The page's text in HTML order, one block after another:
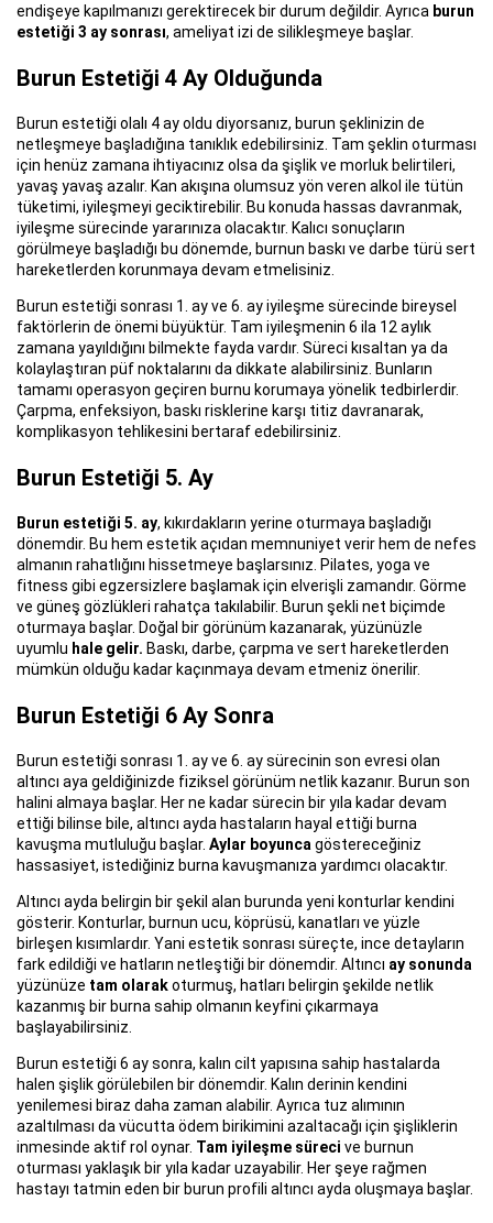
endişeye kapılmanızı gerektirecek bir durum değildir. Ayrıca burun
estetiği 3 ay sonrası, ameliyat izi de silikleşmeye başlar.
Burun Estetiği 4 Ay Olduğunda
Burun estetiği olalı 4 ay oldu diyorsanız, burun şeklinizin de
netleşmeye başladığına tanıklık edebilirsiniz. Tam şeklin oturması
için henüz zamana ihtiyacınız olsa da şişlik ve morluk belirtileri,
yavaş yavaş azalır. Kan akışına olumsuz yön veren alkol ile tütün
tüketimi, iyileşmeyi geciktirebilir. Bu konuda hassas davranmak,
iyileşme sürecinde yararınıza olacaktır. Kalıcı sonuçların
görülmeye başladığı bu dönemde, burnun baskı ve darbe türü sert
hareketlerden korunmaya devam etmelisiniz.
Burun estetiği sonrası 1. ay ve 6. ay iyileşme sürecinde bireysel
faktörlerin de önemi büyüktür. Tam iyileşmenin 6 ila 12 aylık
zamana yayıldığını bilmekte fayda vardır. Süreci kısaltan ya da
kolaylaştıran püf noktalarını da dikkate alabilirsiniz. Bunların
tamamı operasyon geçiren burnu korumaya yönelik tedbirlerdir.
Çarpma, enfeksiyon, baskı risklerine karşı titiz davranarak,
komplikasyon tehlikesini bertaraf edebilirsiniz.
Burun Estetiği 5. Ay
Burun estetiği 5. ay, kıkırdakların yerine oturmaya başladığı
dönemdir. Bu hem estetik açıdan memnuniyet verir hem de nefes
almanın rahatlığını hissetmeye başlarsınız. Pilates, yoga ve
fitness gibi egzersizlere başlamak için elverişli zamandır. Görme
ve güneş gözlükleri rahatça takılabilir. Burun şekli net biçimde
oturmaya başlar. Doğal bir görünüm kazanarak, yüzünüzle
uyumlu hale gelir. Baskı, darbe, çarpma ve sert hareketlerden
mümkün olduğu kadar kaçınmaya devam etmeniz önerilir.
Burun Estetiği 6 Ay Sonra
Burun estetiği sonrası 1. ay ve 6. ay sürecinin son evresi olan
altıncı aya geldiğinizde fiziksel görünüm netlik kazanır. Burun son
halini almaya başlar. Her ne kadar sürecin bir yıla kadar devam
ettiği bilinse bile, altıncı ayda hastaların hayal ettiği burna
kavuşma mutluluğu başlar. Aylar boyunca göstereceğiniz
hassasiyet, istediğiniz burna kavuşmanıza yardımcı olacaktır.
Altıncı ayda belirgin bir şekil alan burunda yeni konturlar kendini
gösterir. Konturlar, burnun ucu, köprüsü, kanatları ve yüzle
birleşen kısımlardır. Yani estetik sonrası süreçte, ince detayların
fark edildiği ve hatların netleştiği bir dönemdir. Altıncı ay sonunda
yüzünüze tam olarakoturmuş, hatları belirgin şekilde netlik
kazanmış bir burna sahip olmanın keyfini çıkarmaya
başlayabilirsiniz.
Burun estetiği 6 ay sonra, kalın cilt yapısına sahip hastalarda
halen şişlik görülebilen bir dönemdir. Kalın derinin kendini
yenilemesi biraz daha zaman alabilir. Ayrıca tuz alımının
azaltılması da vücutta ödem birikimini azaltacağı için şişliklerin
inmesinde aktif rol oynar. Tam iyileşme süreci ve burnun
oturması yaklaşık bir yıla kadar uzayabilir. Her şeye rağmen
hastayı tatmin eden bir burun profili altıncı ayda oluşmaya başlar.